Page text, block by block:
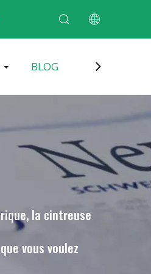
BLOG CONTACT
la cintreuse
vous voulez